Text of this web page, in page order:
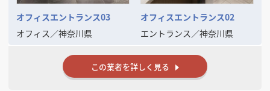
オフィスエントランス03
オフィス／神奈川県
オフィスエントランス02
エントランス／神奈川県
この業者を詳しく見る